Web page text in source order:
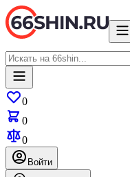
0
0
0
Войти